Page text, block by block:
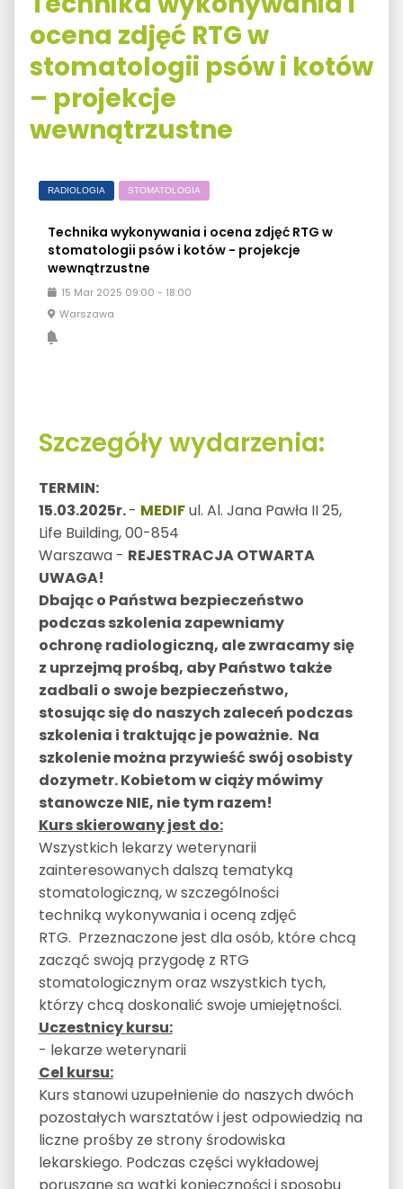
ocena zdjęć RTG w
stomatologii psów i kotów
– projekcje
wewnątrzustne
RADIOLOGIA STOMATOLOGIA
Technika wykonywania i ocena zdjęć RTG w
stomatologii psów i kotów - projekcje
wewnątrzustne
15 Mar 2025 09:00 - 18:00
Warszawa
Szczegóły wydarzenia:
TERMIN:
15.03.2025r.- MEDIFul. Al. Jana Pawła II 25,
Life Building, 00-854
Warszawa - REJESTRACJA OTWARTA
UWAGA!
Dbając o Państwa bezpieczeństwo
podczas szkolenia zapewniamy
ochronę radiologiczną, ale zwracamy się
z uprzejmą prośbą, aby Państwo także
zadbali o swoje bezpieczeństwo,
stosując się do naszych zaleceń podczas
szkolenia i traktując je poważnie. Na
szkolenie można przywieść swój osobisty
dozymetr. Kobietom w ciąży mówimy
stanowcze NIE, nie tym razem!
Kurs skierowany jest do:
Wszystkich lekarzy weterynarii
zainteresowanych dalszą tematyką
stomatologiczną, w szczególności
techniką wykonywania i oceną zdjęć
RTG. Przeznaczone jest dla osób, które chcą
zacząć swoją przygodę z RTG
stomatologicznym oraz wszystkich tych,
którzy chcą doskonalić swoje umiejętności.
Uczestnicy kursu:
- lekarze weterynarii
Cel kursu:
Kurs stanowi uzupełnienie do naszych dwóch
pozostałych warsztatów i jest odpowiedzią na
liczne prośby ze strony środowiska
lekarskiego. Podczas części wykładowej
poruszane są wątki konieczności i sposobu